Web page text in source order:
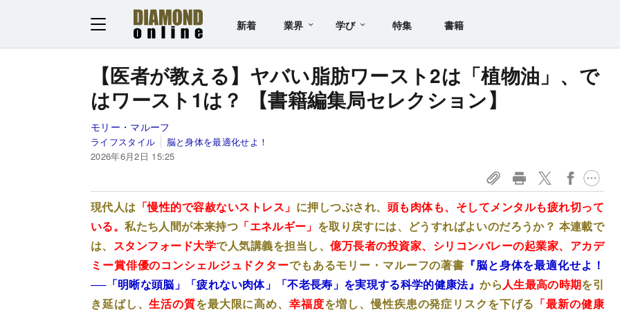
新着 業界 学び 特集 書籍
【医者が教える】ヤバい脂肪ワースト2は「植物油」、で
はワースト1は？ 【書籍編集局セレクション】
モリー・マルーフ
ライフスタイル
脳と身体を最適化せよ！
2026年6月2日 15:25
現代人は 「慢性的で容赦ないストレス」 に押しつぶされ、 頭も肉体も、そしてメンタルも疲れ切って
いる。私たち人間が本来持つ 「エネルギー」 を取り戻すには、どうすればよいのだろうか？ 本連載で
は、 スタンフォード大学で人気講義を担当し、億万長者の投資家、シリコンバレーの起業家、アカデ
ミー賞俳優のコンシェルジュドクターでもあるモリー・マルーフの著書 『脳と身体を最適化せよ！
──「明晰な頭脳」「疲れない肉体」「不老長寿」を実現する科学的健康法』から 人生最高の時期を引
き延ばし、生活の質を最大限に高め、 幸福度を増し、慢性疾患の発症リスクを下げる 「最新の健康